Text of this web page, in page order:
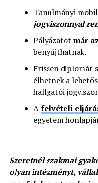
Tanulmányi
jogviszonnyal
Pályázatot már az
benyújthatnak.
Frissen diplomát
élhetnek a
hallgatói
Afelvételi
egyetem
Szeretnél szakmai
olyan intézményt,